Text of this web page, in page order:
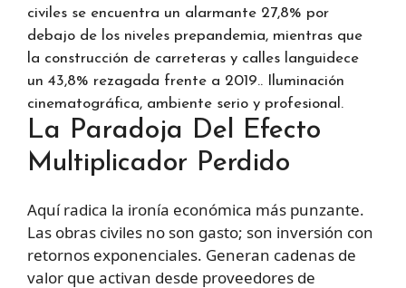
civiles se encuentra un alarmante 27,8% por
debajo de los niveles prepandemia, mientras que
la construcción de carreteras y calles languidece
un 43,8% rezagada frente a 2019.. Iluminación
cinematográfica, ambiente serio y profesional.
La Paradoja Del Efecto
Multiplicador Perdido
Aquí radica la ironía económica más punzante.
Las obras civiles no son gasto; son inversión con
retornos exponenciales. Generan cadenas de
valor que activan desde proveedores de